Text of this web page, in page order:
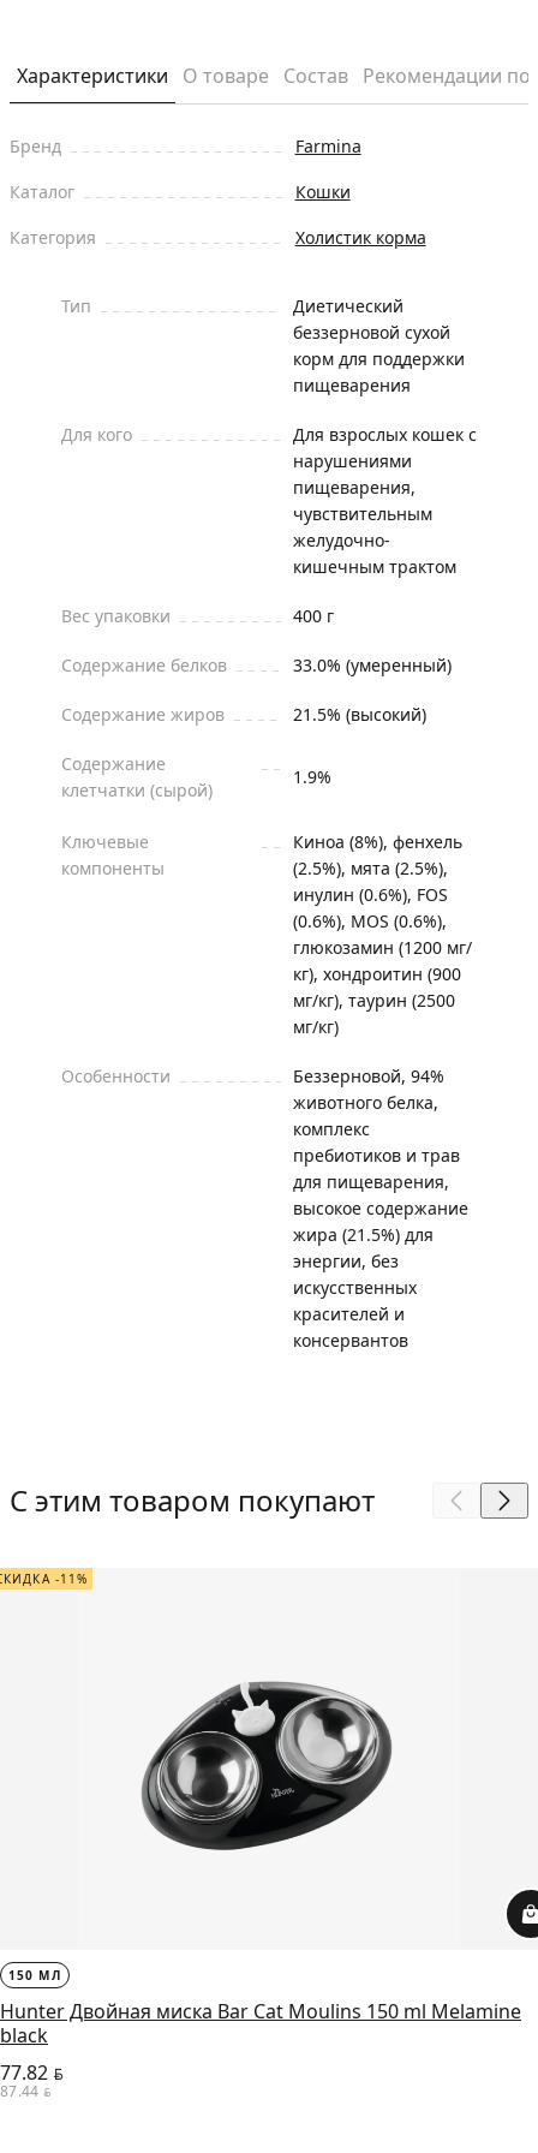
Характеристики О товаре Состав Рекомендации
Бренд
Farmina
Каталог
Кошки
Категория
Холистик корма
Тип
Диетический
беззерновой сухой
корм для поддержки
пищеварения
Для кого
Для взрослых кошек с
нарушениями
пищеварения,
чувствительным
желудочно-
кишечным трактом
Вес упаковки 400 г
Содержание белков 33.0% (умеренный)
Содержание жиров 21.5% (высокий)
Содержание
клетчатки (сырой)
1.9%
Ключевые
компоненты
Киноа (8%), фенхель
(2.5%), мята (2.5%),
инулин (0.6%), FOS
(0.6%), MOS (0.6%),
глюкозамин (1200 мг/
кг), хондроитин (900
мг/кг), таурин (2500
мг/кг)
Особенности
Беззерновой, 94%
животного белка,
комплекс
пребиотиков и трав
для пищеварения,
высокое содержание
жира (21.5%) для
энергии, без
искусственных
красителей и
консервантов
С этим товаром покупают
-11%
150 МЛ
Hunter Двойная миска Bar Cat Moulins 150 ml Melamine
black
77.82 BYN
87.44 BYN